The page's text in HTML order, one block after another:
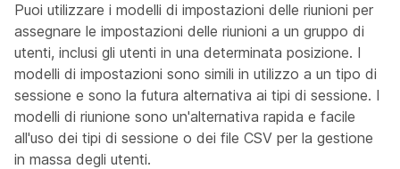
Puoi utilizzare i modelli di impostazioni delle riunioni per
assegnare le impostazioni delle riunioni a un gruppo di
utenti, inclusi gli utenti in una determinata posizione. I
modelli di impostazioni sono simili in utilizzo a un tipo di
sessione e sono la futura alternativa ai tipi di sessione. I
modelli di riunione sono un'alternativa rapida e facile
all'uso dei tipi di sessione o dei file CSV per la gestione
in massa degli utenti.